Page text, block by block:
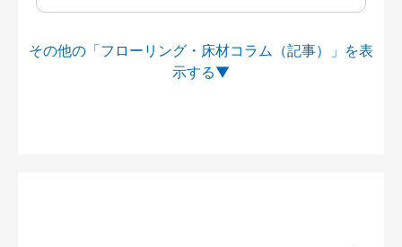
その他の「フローリング・床材コラム（記事）」を